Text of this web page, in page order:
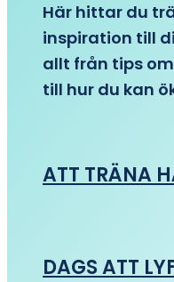
Här hittar du
inspiration till
allt från tips
till hur du kan
ATT TRÄNA
DAGS ATT